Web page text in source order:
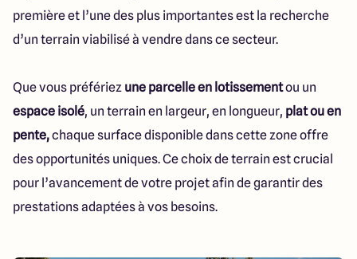
première et l’une des plus importantes est la recherche
d’un terrain viabilisé à vendre dans ce secteur.
Que vous préfériez une parcelle en lotissementou un
espace isolé, un terrain en largeur, en longueur, plat ou en
pente,chaque surface disponible dans cette zone offre
des opportunités uniques. Ce choix de terrain est crucial
pour l’avancement de votre projet afin de garantir des
prestations adaptées à vos besoins.